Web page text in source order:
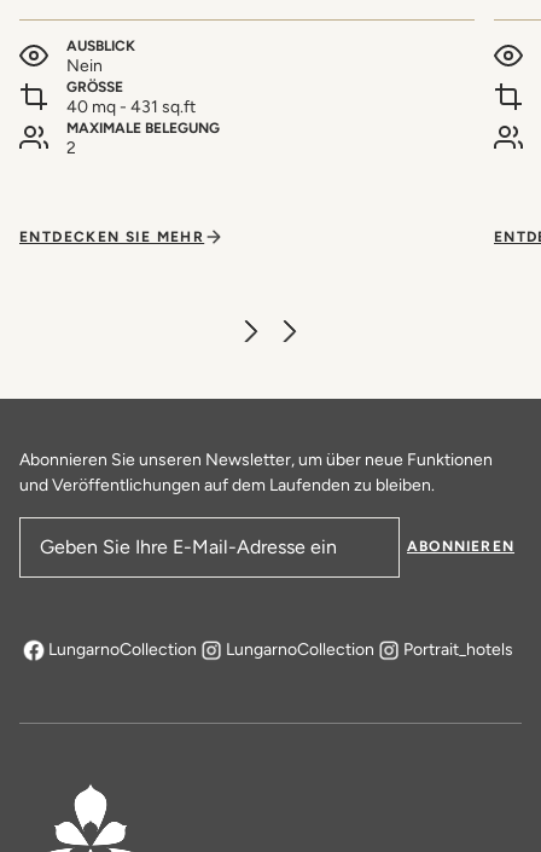
AUSBLICK
Nein
GRÖSSE
40 mq - 431 sq.ft
MAXIMALE BELEGUNG
2
ENTDECKEN SIE MEHR
Abonnieren Sie unseren Newsletter, um über neue Funktionen
und Veröffentlichungen auf dem Laufenden zu bleiben.
E-Mail-Adresse
ABONNIEREN
LungarnoCollection
öffnet sich in einem neuen Tab
LungarnoCollection Portrait_hotels